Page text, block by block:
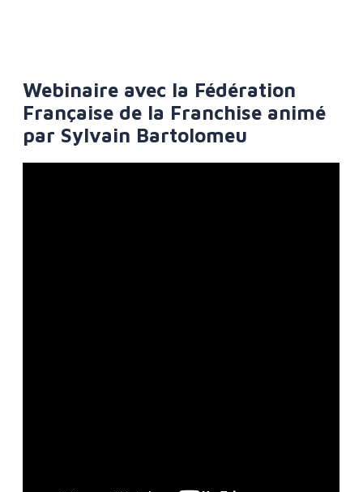
Webinaire avec la Fédération
Française de la Franchise animé
par Sylvain Bartolomeu